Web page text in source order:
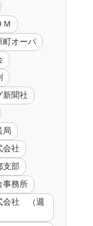
オーパ
聞社
局
社
部
務所
会社 （週